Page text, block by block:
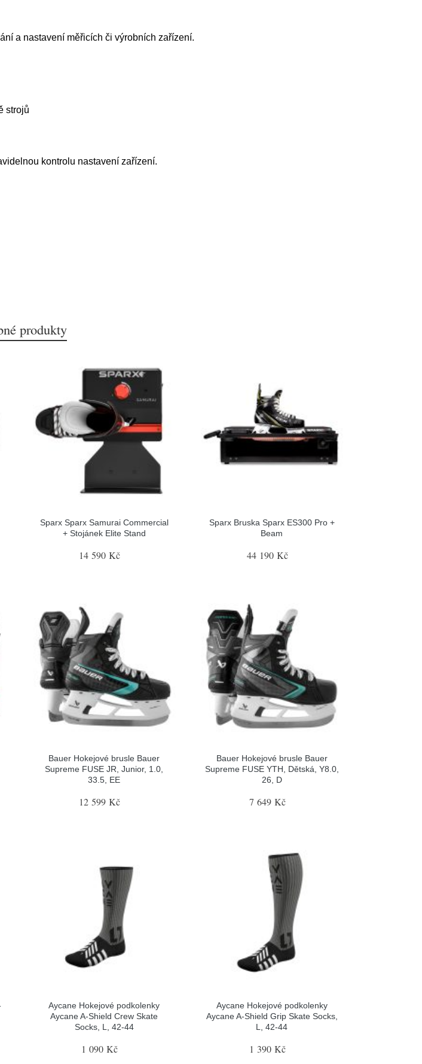
a nastavení měřicích či výrobních zařízení.
strojů
kontrolu nastavení zařízení.
produkty
Sparx Sparx Samurai Commercial
+ Stojánek Elite Stand
14 590 Kč
Sparx Bruska Sparx ES300 Pro +
Beam
44 190 Kč
Bauer Hokejové brusle Bauer
Supreme FUSE JR, Junior, 1.0,
33.5, EE
12 599 Kč
Bauer Hokejové brusle Bauer
Supreme FUSE YTH, Dětská, Y8.0,
26, D
7 649 Kč
Aycane Hokejové podkolenky
Aycane A-Shield Crew Skate
Socks, L, 42-44
1 090 Kč
Aycane Hokejové podkolenky
Aycane A-Shield Grip Skate Socks,
L, 42-44
1 390 Kč